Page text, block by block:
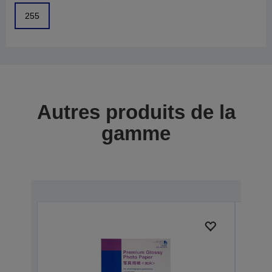
255
Autres produits de la
gamme